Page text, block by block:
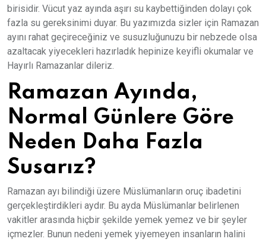
birisidir. Vücut yaz ayında aşırı su kaybettiğinden dolayı çok
fazla su gereksinimi duyar. Bu yazımızda sizler için Ramazan
ayını rahat geçireceğiniz ve susuzluğunuzu bir nebzede olsa
azaltacak yiyecekleri hazırladık hepinize keyifli okumalar ve
Hayırlı Ramazanlar dileriz.
Ramazan Ayında,
Normal Günlere Göre
Neden Daha Fazla
Susarız?
Ramazan ayı bilindiği üzere Müslümanların oruç ibadetini
gerçekleştirdikleri aydır. Bu ayda Müslümanlar belirlenen
vakitler arasında hiçbir şekilde yemek yemez ve bir şeyler
içmezler. Bunun nedeni yemek yiyemeyen insanların halini